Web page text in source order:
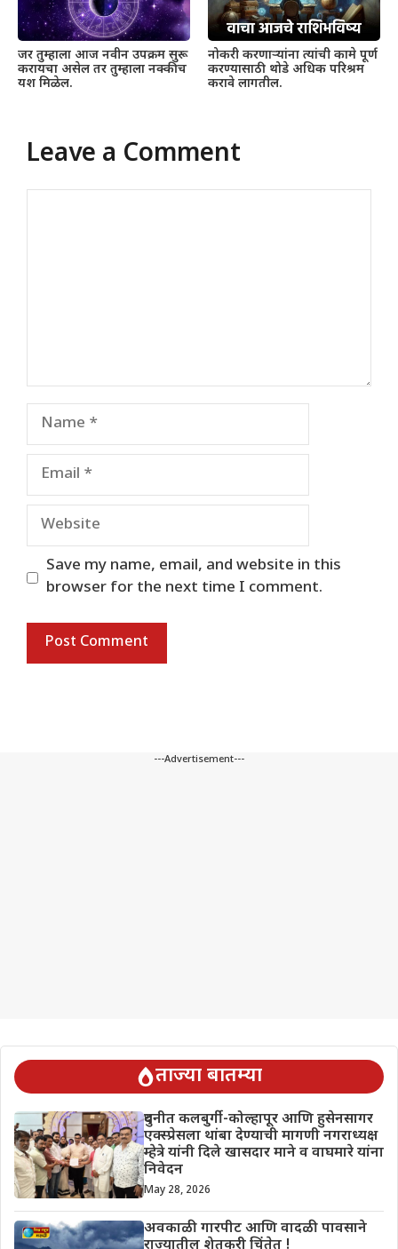
जर तुम्हाला आज नवीन उपक्रम सुरू
करायचा असेल तर तुम्हाला नक्कीच
यश मिळेल.
नोकरी करणाऱ्यांना त्यांची कामे पूर्ण
करण्यासाठी थोडे अधिक परिश्रम
करावे लागतील.
Leave a Comment
Name
Email
Website
Save my name, email, and website in this
browser for the next time I comment.
---Advertisement---
ताज्या बातम्या
दुधनीत कलबुर्गी-कोल्हापूर आणि हुसेनसागर
एक्स्प्रेसला थांबा देण्याची मागणी नगराध्यक्ष
म्हेत्रे यांनी दिले खासदार माने व वाघमारे यांना
निवेदन
May 28, 2026
अवकाळी गारपीट आणि वादळी पावसाने